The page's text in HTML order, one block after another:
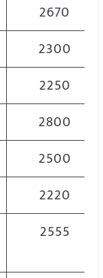
2670
2300
2250
2800
2500
2220
2555